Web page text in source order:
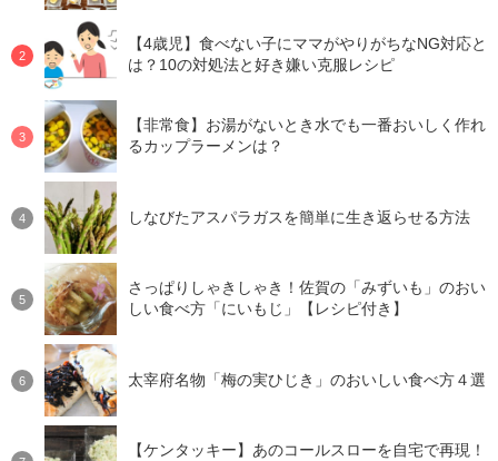
【4歳児】食べない子にママがやりがちなNG対応と
は？10の対処法と好き嫌い克服レシピ
【非常食】お湯がないとき水でも一番おいしく作れ
るカップラーメンは？
しなびたアスパラガスを簡単に生き返らせる方法
さっぱりしゃきしゃき！佐賀の「みずいも」のおい
しい食べ方「にいもじ」【レシピ付き】
太宰府名物「梅の実ひじき」のおいしい食べ方４選
【ケンタッキー】あのコールスローを自宅で再現！